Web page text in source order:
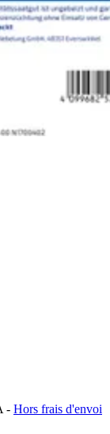
- Hors frais d'envoi